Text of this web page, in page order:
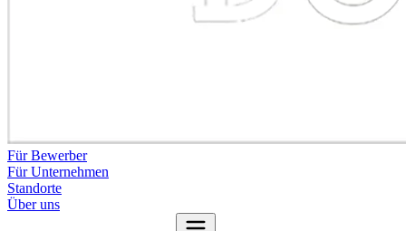
Für Bewerber
Für Unternehmen
Standorte
Über uns